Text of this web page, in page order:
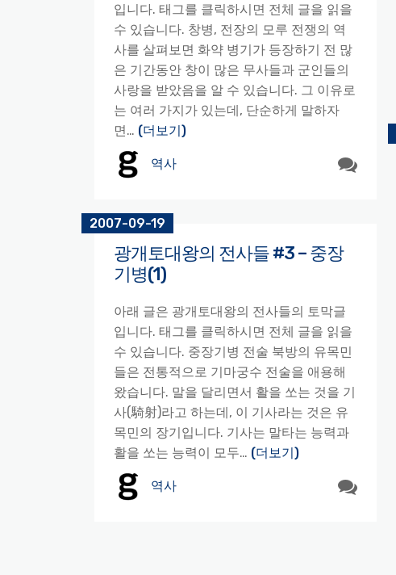
입니다. 태그를 클릭하시면 전체 글을 읽을
수 있습니다. 창병, 전장의 모루 전쟁의 역
사를 살펴보면 화약 병기가 등장하기 전 많
은 기간동안 창이 많은 무사들과 군인들의
사랑을 받았음을 알 수 있습니다. 그 이유로
는 여러 가지가 있는데, 단순하게 말하자
면… (더보기)
역사
2007-09-19
광개토대왕의 전사들 #3 – 중장
기병(1)
아래 글은 광개토대왕의 전사들의 토막글
입니다. 태그를 클릭하시면 전체 글을 읽을
수 있습니다. 중장기병 전술 북방의 유목민
들은 전통적으로 기마궁수 전술을 애용해
왔습니다. 말을 달리면서 활을 쏘는 것을 기
사(騎射)라고 하는데, 이 기사라는 것은 유
목민의 장기입니다. 기사는 말타는 능력과
활을 쏘는 능력이 모두… (더보기)
역사